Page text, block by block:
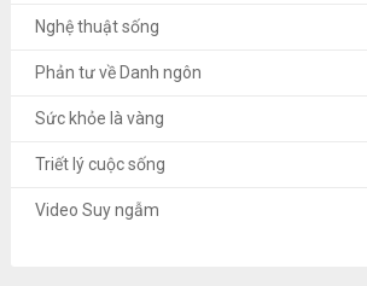
Nghệ thuật sống
Phản tư về Danh ngôn
Sức khỏe là vàng
Triết lý cuộc sống
Video Suy ngẫm